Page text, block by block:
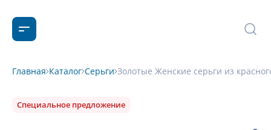
Главная Каталог Серьги Золотые Женские серьги из
Специальное предложение